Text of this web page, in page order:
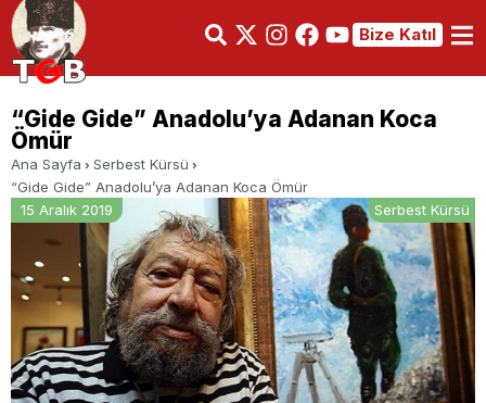
Bize Katıl
“Gide Gide” Anadolu’ya Adanan Koca
Ömür
Ana Sayfa
Serbest Kürsü
“Gide Gide” Anadolu’ya Adanan Koca Ömür
15 Aralık 2019
Serbest Kürsü